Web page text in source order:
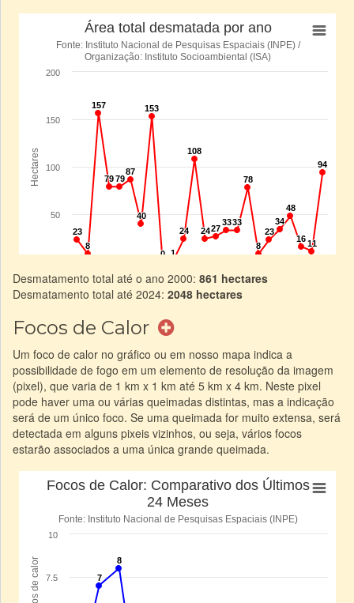
Desmatamento total até o ano 2000: 861 hectares
Desmatamento total até 2024: 2048 hectares
Focos de Calor
Um foco de calor no gráfico ou em nosso mapa indica a
possibilidade de fogo em um elemento de resolução da imagem
(pixel), que varia de 1 km x 1 km até 5 km x 4 km. Neste pixel
pode haver uma ou várias queimadas distintas, mas a indicação
será de um único foco. Se uma queimada for muito extensa, será
detectada em alguns pixeis vizinhos, ou seja, vários focos
estarão associados a uma única grande queimada.